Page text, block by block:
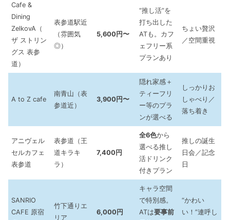
Cafe &
Dining
ZelkovA（
ザ ストリン
グス 表参
道）
表参道駅近
（雰囲気
◎）
5,600円〜
“推し活”を
打ち出した
ATも。カフ
ェフリー系
プランあり
ちょい贅沢
／空間重視
A to Z cafe
南青山（表
参道近）
3,900円〜
隠れ家感＋
ティーフリ
ー等のプラ
ンが選べる
しっかりお
しゃべり／
落ち着き
アニヴェル
セルカフェ
表参道
表参道（王
道キラキ
ラ）
7,400円
全6色から
選べる推し
活ドリンク
付きプラン
推しの誕生
日会／記念
日
SANRIO
CAFE 原宿
竹下通りエ
リア
6,000円
キャラ空間
で特別感。
ATは要事前
“かわい
い！”連呼し